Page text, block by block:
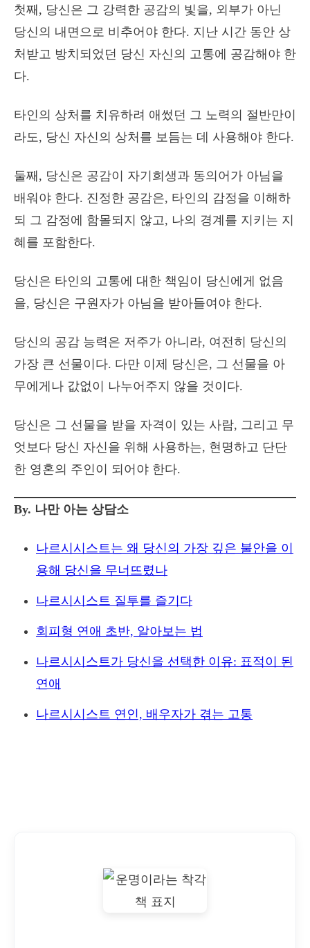
첫째, 당신은 그 강력한 공감의 빛을, 외부가 아닌
당신의 내면으로 비추어야 한다. 지난 시간 동안 상
처받고 방치되었던 당신 자신의 고통에 공감해야 한
다.
타인의 상처를 치유하려 애썼던 그 노력의 절반만이
라도, 당신 자신의 상처를 보듬는 데 사용해야 한다.
둘째, 당신은 공감이 자기희생과 동의어가 아님을
배워야 한다. 진정한 공감은, 타인의 감정을 이해하
되 그 감정에 함몰되지 않고, 나의 경계를 지키는 지
혜를 포함한다.
당신은 타인의 고통에 대한 책임이 당신에게 없음
을, 당신은 구원자가 아님을 받아들여야 한다.
당신의 공감 능력은 저주가 아니라, 여전히 당신의
가장 큰 선물이다. 다만 이제 당신은, 그 선물을 아
무에게나 값없이 나누어주지 않을 것이다.
당신은 그 선물을 받을 자격이 있는 사람, 그리고 무
엇보다 당신 자신을 위해 사용하는, 현명하고 단단
한 영혼의 주인이 되어야 한다.
By. 나만 아는 상담소
나르시시스트는 왜 당신의 가장 깊은 불안을 이
용해 당신을 무너뜨렸나
나르시시스트 질투를 즐기다
회피형 연애 초반, 알아보는 법
나르시시스트가 당신을 선택한 이유: 표적이 된
연애
나르시시스트 연인, 배우자가 겪는 고통